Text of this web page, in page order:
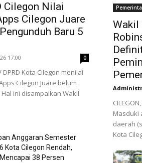
Cilegon Nilai
Cilegon Juare
Baru 5
17:00 0
DPRD Kota Cilegon menilai
Cilegon Juare belum
ini disampaikan Wakil
Anggaran Semester
Kota Cilegon Rendah,
38 Persen
Wakil
Masduki
daerah
Kota